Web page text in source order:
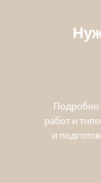
Подробно
работ и
и